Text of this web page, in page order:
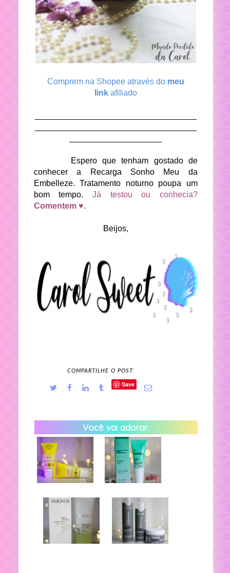
Comprem na Shopee através do meu
linkafiliado
Espero que tenham gostado de
conhecer a Recarga Sonho Meu da
Embelleze. Tratamento noturno poupa um
bom tempo. Já testou ou conhecia?
Comentem ♥.
Beijos,
COMPARTILHE O POST:
Save
Você vai adorar: